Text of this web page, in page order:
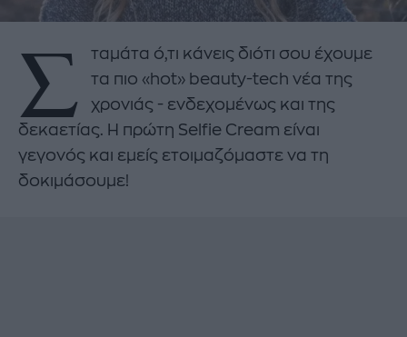
Σ
ταμάτα ό,τι κάνεις διότι σου έχουμε
τα πιο «hot» beauty-tech νέα της
χρονιάς - ενδεχομένως και της
δεκαετίας. Η πρώτη Selfie Cream είναι
γεγονός και εμείς ετοιμαζόμαστε να τη
δοκιμάσουμε!